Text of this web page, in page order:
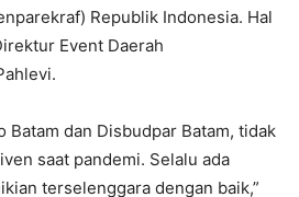
Republik Indonesia. Hal
Event Daerah
Batam dan Disbudpar Batam, tidak
saat pandemi. Selalu ada
terselenggara dengan baik,”